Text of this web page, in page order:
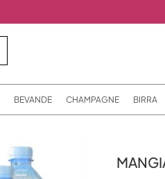
BEVANDE CHAMPAGNE BIRRA